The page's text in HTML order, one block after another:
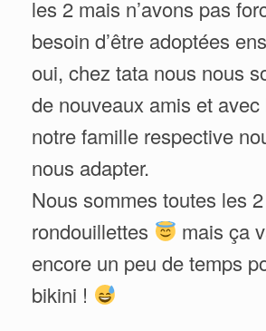
les 2 mais n’avons pas
besoin d’être adoptées
oui, chez tata nous nous
de nouveaux amis et avec
notre famille respective
nous adapter.
Nous sommes toutes les
rondouillettes
mais ça
encore un peu de temps
bikini !